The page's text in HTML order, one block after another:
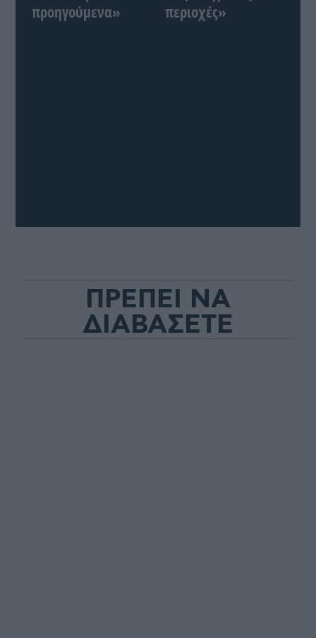
προηγούμενα»
περιοχές»
ΠΡΕΠΕΙ ΝΑ
ΔΙΑΒΑΣΕΤΕ